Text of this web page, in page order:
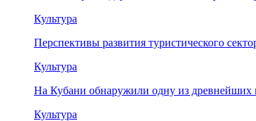
Культура
Перспективы развития туристического
Культура
На Кубани обнаружили одну из древнейших
Культура